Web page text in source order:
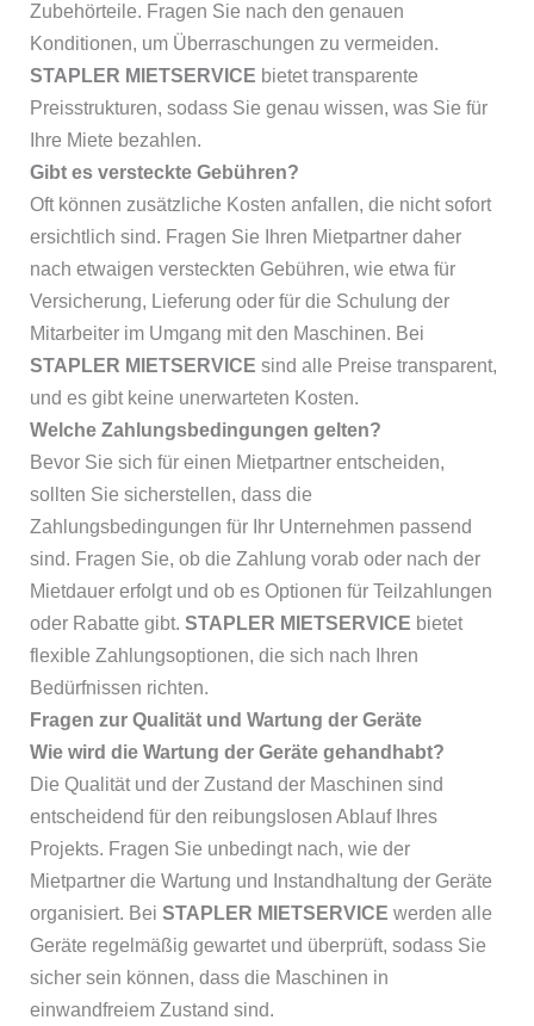
Zubehörteile. Fragen Sie nach den genauen
Konditionen, um Überraschungen zu vermeiden.
STAPLER MIETSERVICE bietet transparente
Preisstrukturen, sodass Sie genau wissen, was Sie für
Ihre Miete bezahlen.
Gibt es versteckte Gebühren?
Oft können zusätzliche Kosten anfallen, die nicht sofort
ersichtlich sind. Fragen Sie Ihren Mietpartner daher
nach etwaigen versteckten Gebühren, wie etwa für
Versicherung, Lieferung oder für die Schulung der
Mitarbeiter im Umgang mit den Maschinen. Bei
STAPLER MIETSERVICE sind alle Preise transparent,
und es gibt keine unerwarteten Kosten.
Welche Zahlungsbedingungen gelten?
Bevor Sie sich für einen Mietpartner entscheiden,
sollten Sie sicherstellen, dass die
Zahlungsbedingungen für Ihr Unternehmen passend
sind. Fragen Sie, ob die Zahlung vorab oder nach der
Mietdauer erfolgt und ob es Optionen für Teilzahlungen
oder Rabatte gibt. STAPLER MIETSERVICE bietet
flexible Zahlungsoptionen, die sich nach Ihren
Bedürfnissen richten.
Fragen zur Qualität und Wartung der Geräte
Wie wird die Wartung der Geräte gehandhabt?
Die Qualität und der Zustand der Maschinen sind
entscheidend für den reibungslosen Ablauf Ihres
Projekts. Fragen Sie unbedingt nach, wie der
Mietpartner die Wartung und Instandhaltung der Geräte
organisiert. Bei STAPLER MIETSERVICE werden alle
Geräte regelmäßig gewartet und überprüft, sodass Sie
sicher sein können, dass die Maschinen in
einwandfreiem Zustand sind.